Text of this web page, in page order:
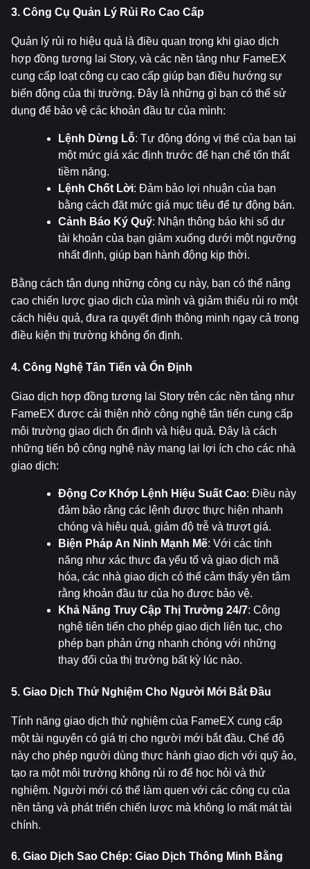
3. Công Cụ Quản Lý Rủi Ro Cao Cấp
Quản lý rủi ro hiệu quả là điều quan trọng khi giao dịch
hợp đồng tương lai Story, và các nền tảng như FameEX
cung cấp loạt công cụ cao cấp giúp bạn điều hướng sự
biến động của thị trường. Đây là những gì bạn có thể sử
dụng để bảo vệ các khoản đầu tư của mình:
Lệnh Dừng Lỗ: Tự động đóng vị thế của bạn tại
một mức giá xác định trước để hạn chế tổn thất
tiềm năng.
Lệnh Chốt Lời: Đảm bảo lợi nhuận của bạn
bằng cách đặt mức giá mục tiêu để tự động bán.
Cảnh Báo Ký Quỹ: Nhận thông báo khi số dư
tài khoản của bạn giảm xuống dưới một ngưỡng
nhất định, giúp bạn hành động kịp thời.
Bằng cách tận dụng những công cụ này, bạn có thể nâng
cao chiến lược giao dịch của mình và giảm thiểu rủi ro một
cách hiệu quả, đưa ra quyết định thông minh ngay cả trong
điều kiện thị trường không ổn định.
4. Công Nghệ Tân Tiến và Ổn Định
Giao dịch hợp đồng tương lai Story trên các nền tảng như
FameEX được cải thiện nhờ công nghệ tân tiến cung cấp
môi trường giao dịch ổn định và hiệu quả. Đây là cách
những tiến bộ công nghệ này mang lại lợi ích cho các nhà
giao dịch:
Động Cơ Khớp Lệnh Hiệu Suất Cao: Điều này
đảm bảo rằng các lệnh được thực hiện nhanh
chóng và hiệu quả, giảm độ trễ và trượt giá.
Biện Pháp An Ninh Mạnh Mẽ: Với các tính
năng như xác thực đa yếu tố và giao dịch mã
hóa, các nhà giao dịch có thể cảm thấy yên tâm
rằng khoản đầu tư của họ được bảo vệ.
Khả Năng Truy Cập Thị Trường 24/7: Công
nghệ tiên tiến cho phép giao dịch liên tục, cho
phép bạn phản ứng nhanh chóng với những
thay đổi của thị trường bất kỳ lúc nào.
5. Giao Dịch Thử Nghiệm Cho Người Mới Bắt Đầu
Tính năng giao dịch thử nghiệm của FameEX cung cấp
một tài nguyên có giá trị cho người mới bắt đầu. Chế độ
này cho phép người dùng thực hành giao dịch với quỹ ảo,
tạo ra một môi trường không rủi ro để học hỏi và thử
nghiệm. Người mới có thể làm quen với các công cụ của
nền tảng và phát triển chiến lược mà không lo mất mát tài
chính.
6. Giao Dịch Sao Chép: Giao Dịch Thông Minh Bằng